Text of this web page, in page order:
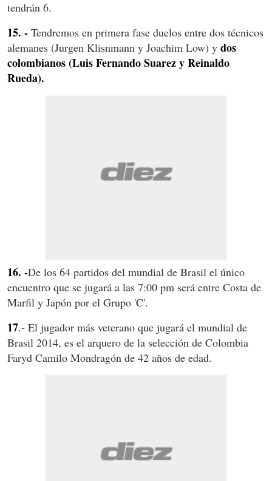
tendrán 6.
15. - Tendremos en primera fase duelos entre dos técnicos
alemanes (Jurgen Klisnmann y Joachim Low) y dos
colombianos(Luis Fernando Suarez y Reinaldo
Rueda).
16. -De los 64 partidos del mundial de Brasil el único
encuentro que se jugará a las 7:00 pm será entre Costa de
Marfil y Japón por el Grupo 'C'.
17.- El jugador más veterano que jugará el mundial de
Brasil 2014, es el arquero de la selección de Colombia
Faryd Camilo Mondragón de 42 años de edad.